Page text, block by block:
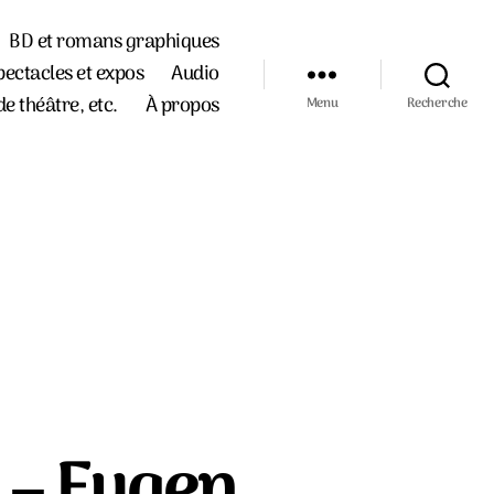
BD et romans graphiques
et expos
Audio
théâtre, etc.
À propos Menu Recherche